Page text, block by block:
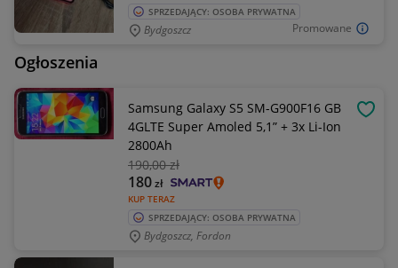
Promowane
SPRZEDAJĄCY: OSOBA PRYWATNA
Bydgoszcz
Ogłoszenia
Samsung Galaxy S5 SM-G900F16 GB
4GLTE Super Amoled 5,1” + 3x Li-Ion
2800Ah
190,00 zł
KUP TERAZ
180zł
SPRZEDAJĄCY: OSOBA PRYWATNA
Bydgoszcz, Fordon